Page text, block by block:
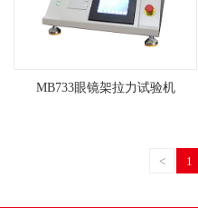
MB733眼镜架拉力试验机
< 1